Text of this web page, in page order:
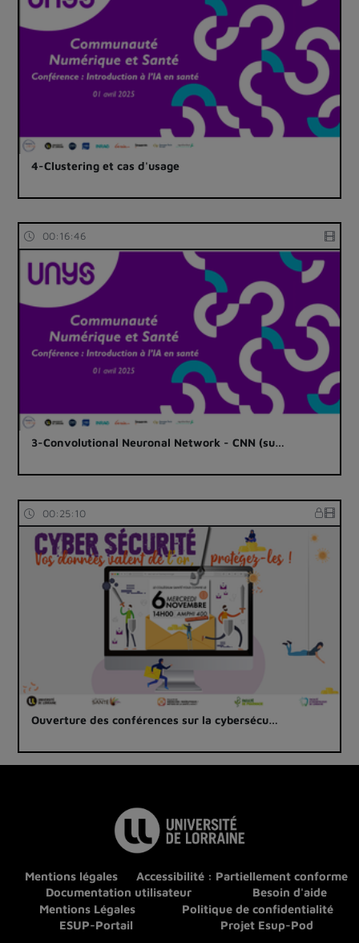
4-Clustering et cas d'usage
00:16:46
3-Convolutional Neuronal Network - CNN (su…
00:25:10
Ouverture des conférences sur la cybersécu…
Mentions légales
Accessibilité : Partiellement conforme
Documentation utilisateur
Besoin d'aide
Mentions Légales
Politique de confidentialité
ESUP-Portail
Projet Esup-Pod